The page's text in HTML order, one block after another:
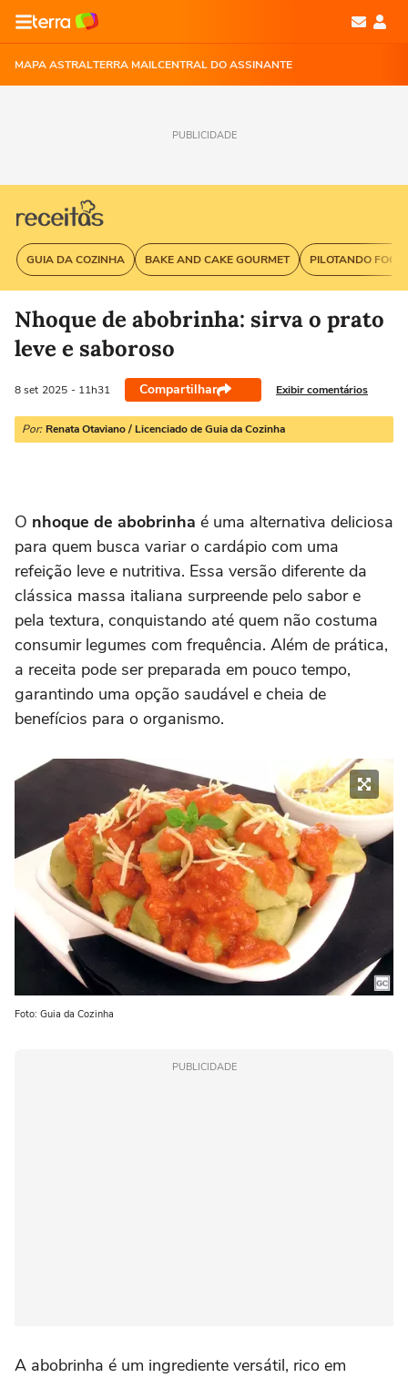
MAPA ASTRALTERRA MAILCENTRAL DO ASSINANTE
PUBLICIDADE
GUIA DA COZINHA BAKE AND CAKE GOURMET PILOTANDO
Nhoque de abobrinha: sirva o prato
leve e saboroso
8 set 2025 - 11h31 Compartilhar Exibir comentários
Por: Renata Otaviano / Licenciado de Guia da Cozinha
O nhoque de abobrinha é uma alternativa deliciosa
para quem busca variar o cardápio com uma
refeição leve e nutritiva. Essa versão diferente da
clássica massa italiana surpreende pelo sabor e
pela textura, conquistando até quem não costuma
consumir legumes com frequência. Além de prática,
a receita pode ser preparada em pouco tempo,
garantindo uma opção saudável e cheia de
benefícios para o organismo.
Foto: Guia da Cozinha
PUBLICIDADE
A abobrinha é um ingrediente versátil, rico em